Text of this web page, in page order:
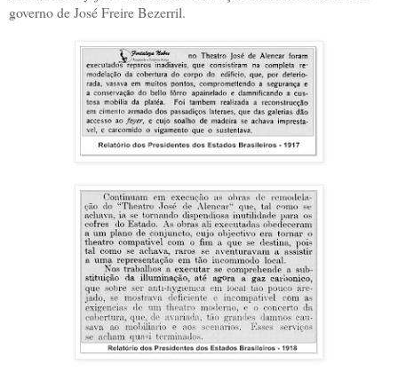
governo de José Freire Bezerril.